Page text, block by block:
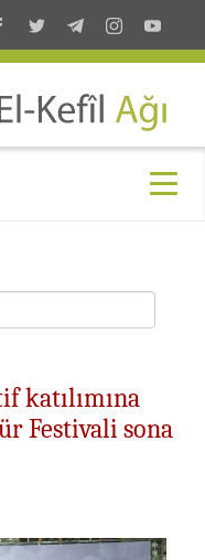
katılımına
Festivali sona